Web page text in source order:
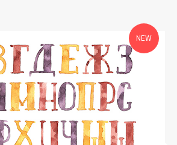
NEW